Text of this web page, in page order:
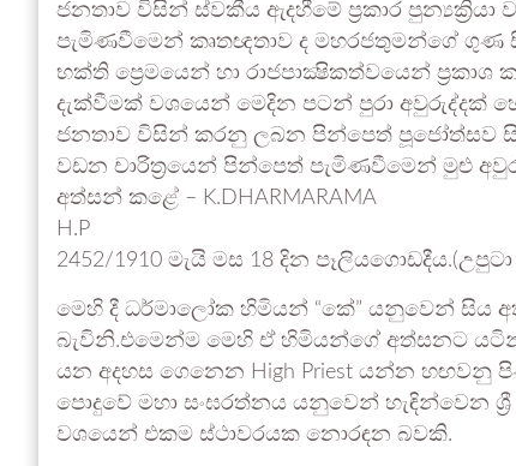
ජනතාව විසින් ස්වකීය ඇදහීමේ ප්‍රකාර
පැමිණවීමෙන් කෘතඥතාව ද මහරජතුමන්ගේ ගුණ
භක්ති ප්‍රෙමයෙන් හා රාජපාක්‍ෂිකත්‍වයෙන්
දැක්වීමක් වශයෙන් මෙදින පටන් පුරා අවුරුද්දක්
ජනතාව විසින් කරනු ලබන පින්පෙත් පූජෝත්සව
වඩන චාරිත්‍රයෙන් පින්පෙත් පැමිණවීමෙන් මුළු
අත්සන් කළේ – K.DHARMARAMA
H.P
2452/1910 මැයි මස 18 දින
මෙහි දී ධර්මාලෝක හිමියන් “කේ” යනුවෙන් සිය
බැවිනි.එමෙන්ම මෙහි ඒ හිමියන්ගේ අත්සනට
යන අදහස ගෙනෙන High Priest යන්න
පොදුවේ මහා සංඝරත්නය යනුවෙන් හැඳින්වෙන
වශයෙන් එකම ස්ථාවරයක නොරඳන බවකි.